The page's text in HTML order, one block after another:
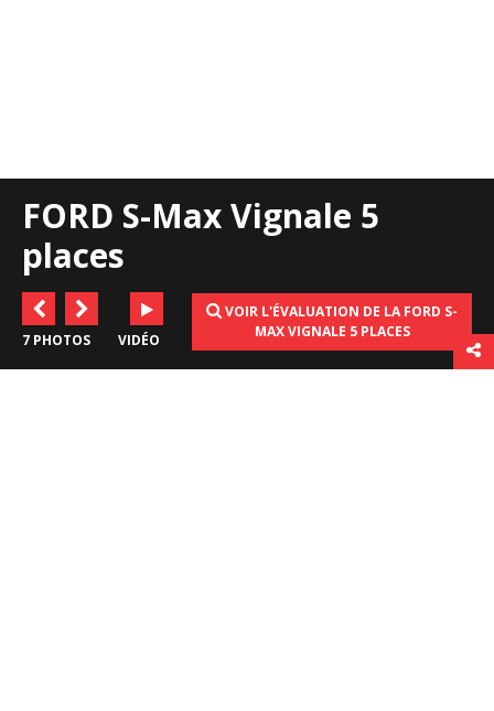
FORD S-Max Vignale 5
places
7 PHOTOS VIDÉO
VOIR L'ÉVALUATION DE LA FORD S-
MAX VIGNALE 5 PLACES